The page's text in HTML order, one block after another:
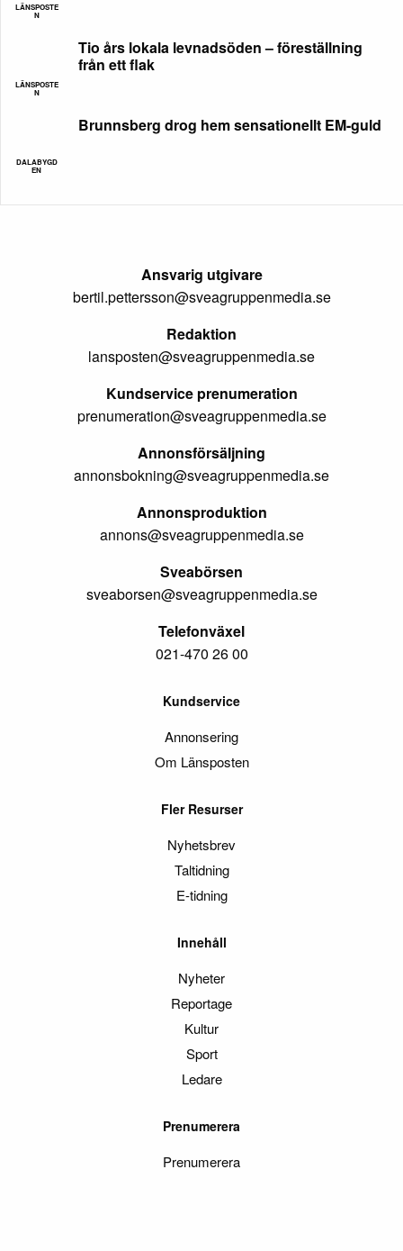
LÄNSPOSTE
N
LÄNSPOSTE
N
Tio års lokala levnadsöden – föreställning
från ett flak
DALABYGD
EN
Brunnsberg drog hem sensationellt EM-guld
Ansvarig utgivare
bertil.pettersson@sveagruppenmedia.se
Redaktion
lansposten@sveagruppenmedia.se
Kundservice prenumeration
prenumeration@sveagruppenmedia.se
Annonsförsäljning
annonsbokning@sveagruppenmedia.se
Annonsproduktion
annons@sveagruppenmedia.se
Sveabörsen
sveaborsen@sveagruppenmedia.se
Telefonväxel
021-470 26 00
Kundservice
Annonsering
Om Länsposten
Fler Resurser
Nyhetsbrev
Taltidning
E-tidning
Innehåll
Nyheter
Reportage
Kultur
Sport
Ledare
Prenumerera
Prenumerera